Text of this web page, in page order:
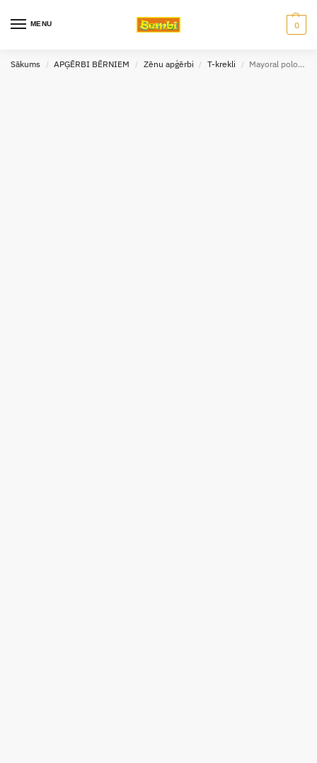
MENU 0
Sākums / APĢĒRBI BĒRNIEM / Zēnu apģērbi / T-krekli / Mayoral polo krekls balts zēnu (izm.128-152cm)